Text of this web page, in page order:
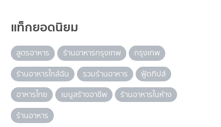
แท็กยอดนิยม
สูตรอาหาร ร้านอาหารกรุงเทพ
กรุงเทพ
ร้านอาหารใกล้ฉัน
รวมร้านอาหาร
ฟู้ดทิปส์
อาหารไทย
เมนูสร้างอาชีพ
ร้านอาหารในห้าง
ร้านอาหาร